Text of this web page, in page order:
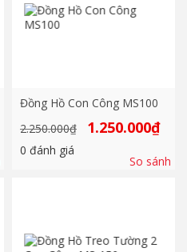
Đồng Hồ Con Công MS100
2.250.000₫
Giá
gốc
2.250.000₫.
1.250.000₫Giá
là:
0 đánh giá
So sánh